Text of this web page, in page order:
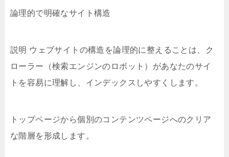
論理的で明確なサイト構造
説明 ウェブサイトの構造を論理的に整えることは、ク
ローラー（検索エンジンのロボット）があなたのサイ
トを容易に理解し、インデックスしやすくします。
トップページから個別のコンテンツページへのクリア
な階層を形成します。